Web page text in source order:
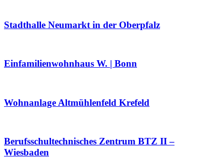
Stadthalle Neumarkt in der Oberpfalz
Einfamilienwohnhaus W. | Bonn
Wohnanlage Altmühlenfeld Krefeld
Berufsschultechnisches Zentrum BTZ II –
Wiesbaden